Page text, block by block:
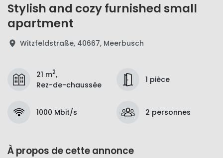
Stylish and cozy furnished small
apartment
Witzfeldstraße, 40667, Meerbusch
21 m2,
Rez-de-chaussée
1 pièce
1000 Mbit/s 2 personnes
À propos de cette annonce